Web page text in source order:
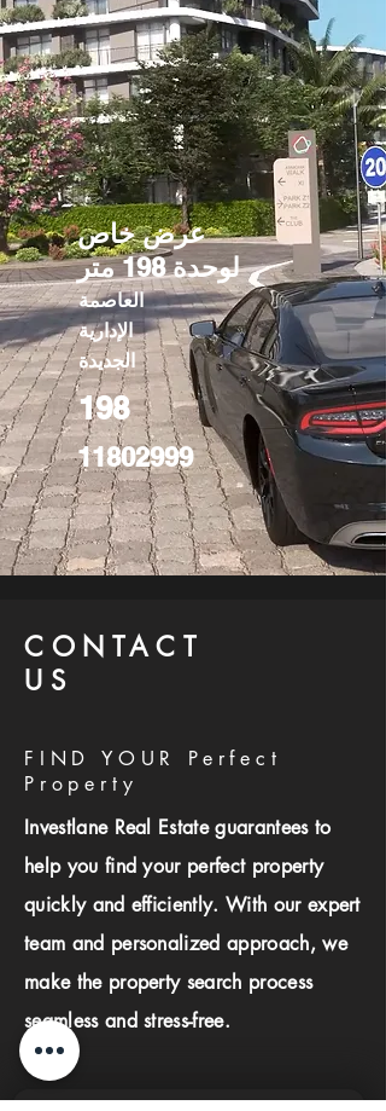
عرض خاص
لوحدة 198 متر
العاصمة
الإدارية
الجديدة
198
11802999
CONTACT
US
FIND YOUR Perfect
Property
Investlane Real Estate guarantees to
help you find your perfect property
quickly and efficiently. With our expert
team and personalized approach, we
make the property search process
seamless and stress-free.